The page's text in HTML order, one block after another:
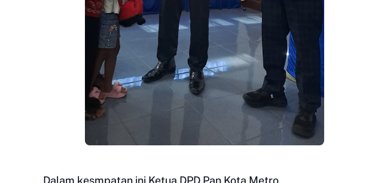
Dalam kesmpatan ini Ketua DPD Pan Kota Metro,